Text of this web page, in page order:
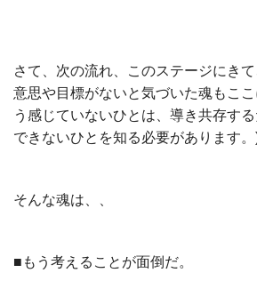
さて、次の流れ、このステージにき
意思や目標がないと気づいた魂もこ
う感じていないひとは、導き共存す
できないひとを知る必要があります
そんな魂は、、
■もう考えることが面倒だ。